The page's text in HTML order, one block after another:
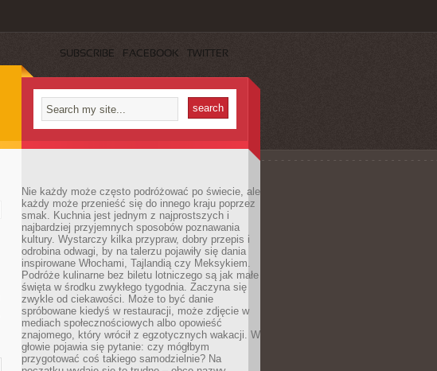
SUBSCRIBE FACEBOOK TWITTER
Nie każdy może często podróżować po świecie, ale
każdy może przenieść się do innego kraju poprzez
smak. Kuchnia jest jednym z najprostszych i
najbardziej przyjemnych sposobów poznawania
kultury. Wystarczy kilka przypraw, dobry przepis i
odrobina odwagi, by na talerzu pojawiły się dania
inspirowane Włochami, Tajlandią czy Meksykiem.
Podróże kulinarne bez biletu lotniczego są jak małe
święta w środku zwykłego tygodnia. Zaczyna się
zwykle od ciekawości. Może to być danie
spróbowane kiedyś w restauracji, może zdjęcie w
mediach społecznościowych albo opowieść
znajomego, który wrócił z egzotycznych wakacji. W
głowie pojawia się pytanie: czy mógłbym
przygotować coś takiego samodzielnie? Na